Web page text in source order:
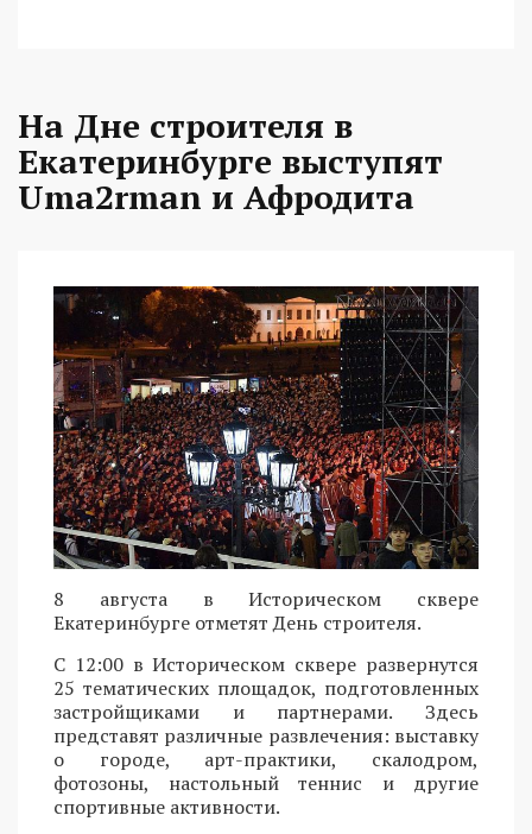
На Дне строителя в
Екатеринбурге выступят
Uma2rman и Афродита
8 августа в Историческом сквере
Екатеринбурге отметят День строителя.
С 12:00 в Историческом сквере развернутся
25 тематических площадок, подготовленных
застройщиками и партнерами. Здесь
представят различные развлечения: выставку
о городе, арт-практики, скалодром,
фотозоны, настольный теннис и другие
спортивные активности.